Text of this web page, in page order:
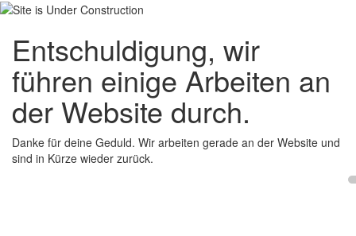
Entschuldigung, wir
führen einige Arbeiten an
der Website durch.
Danke für deine Geduld. Wir arbeiten gerade an der Website und
sind in Kürze wieder zurück.